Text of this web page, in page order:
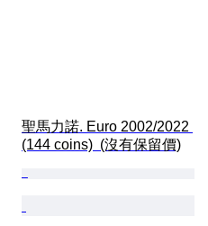
聖馬力諾. Euro 2002/2022
(144 coins)  (沒有保留價)